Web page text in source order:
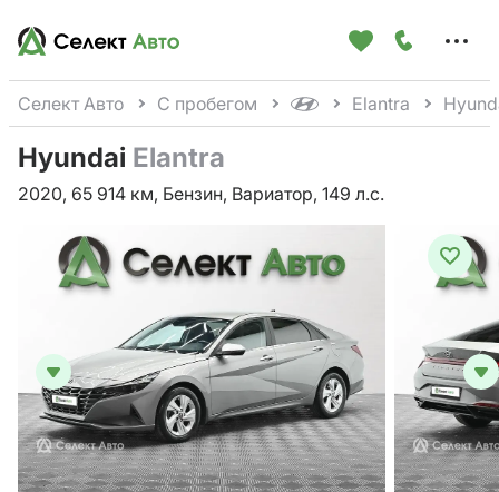
Селект Авто С пробегом Elantra
Hyundai Elantra
2020, 65 914 км, Бензин, Вариатор, 149 л.с.